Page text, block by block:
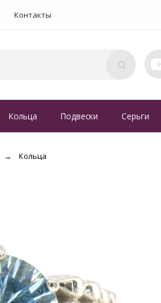
Контакты
Кольца Подвески Серьги
Кольца